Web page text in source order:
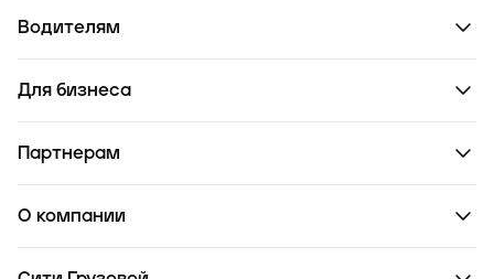
Водителям
Для бизнеса
Партнерам
О компании